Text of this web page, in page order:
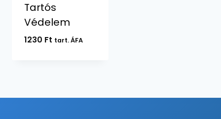
Tartós
Védelem
1230 Ft tart. ÁFA